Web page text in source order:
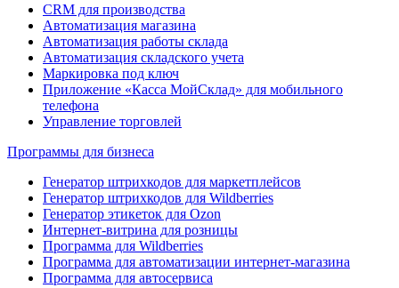
CRM для производства
Автоматизация магазина
Автоматизация работы склада
Автоматизация складского учета
Маркировка под ключ
Приложение «Касса МойСклад» для мобильного
телефона
Управление торговлей
Программы для бизнеса
Генератор штрихкодов для маркетплейсов
Генератор штрихкодов для Wildberries
Генератор этикеток для Ozon
Интернет-витрина для розницы
Программа для Wildberries
Программа для автоматизации интернет-магазина
Программа для автосервиса